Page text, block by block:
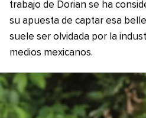
trabajo de Dorian se ha
su apuesta de captar esa
suele ser olvidada por la
medios mexicanos.